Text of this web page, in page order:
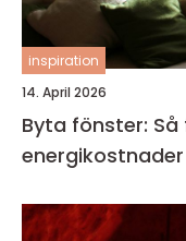
inspiration
14. April 2026
Byta fönster: